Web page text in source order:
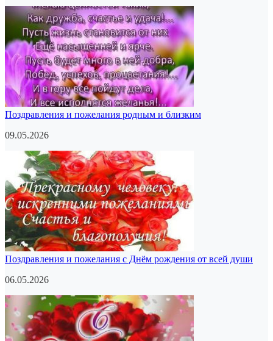
Поздравления и пожелания родным и близким
09.05.2026
Поздравления и пожелания с Днём рождения от всей души
06.05.2026